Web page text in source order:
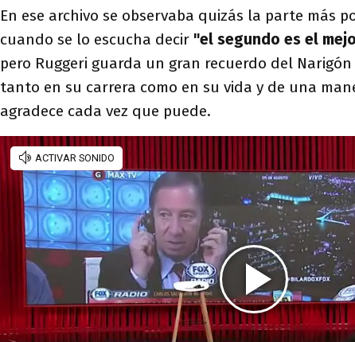
En ese archivo se observaba quizás la parte más
cuando se lo escucha decir "el segundo es el
pero Ruggeri guarda un gran recuerdo del
tanto en su carrera como en su vida y de una
agradece cada vez que puede.